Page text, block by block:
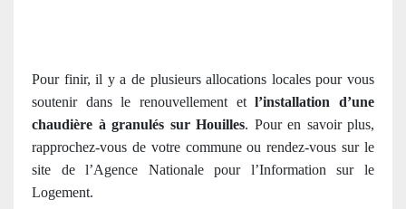
Pour finir, il y a de plusieurs allocations locales pour vous
soutenir dans le renouvellement etl’installation d’une
chaudière à granulés sur Houilles. Pour en savoir plus,
rapprochez-vous de votre commune ou rendez-vous sur le
site de l’Agence Nationale pour l’Information sur le
Logement.